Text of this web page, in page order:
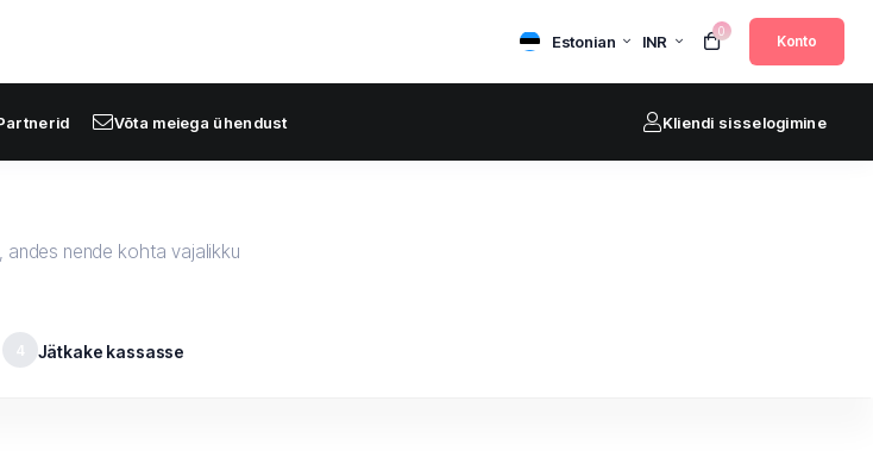
Estonian INR
0
Konto
Võta meiega ühendust Kliendi sisselogimine
nende kohta vajalikku
4 Jätkake kassasse